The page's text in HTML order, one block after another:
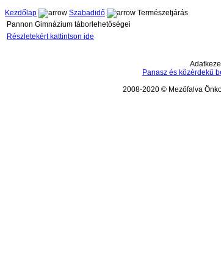
Kezdőlap
Szabadidő
Természetjárás
Pannon Gimnázium táborlehetőségei
Részletekért kattintson ide
Panasz és közérdekű
2008-2020 © Mezőfalva